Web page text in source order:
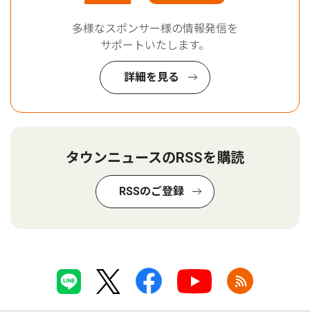
多様なスポンサー様の情報発信を
サポートいたします。
詳細を見る
タウンニュースのRSSを購読
RSSのご登録